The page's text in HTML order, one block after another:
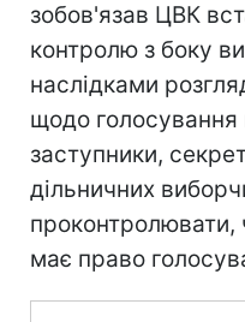
зобов'язав ЦВК
контролю з боку
наслідками
щодо голосування
заступники,
дільничних
проконтролювати,
має право